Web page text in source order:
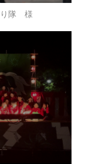
り隊 様